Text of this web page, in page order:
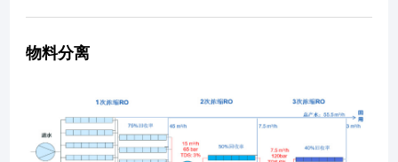
物料分离